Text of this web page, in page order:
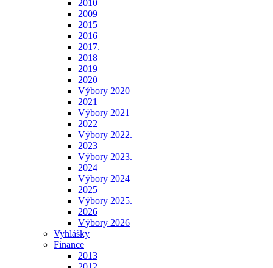
2010
2009
2015
2016
2017.
2018
2019
2020
Výbory 2020
2021
Výbory 2021
2022
Výbory 2022.
2023
Výbory 2023.
2024
Výbory 2024
2025
Výbory 2025.
2026
Výbory 2026
Vyhlášky
Finance
2013